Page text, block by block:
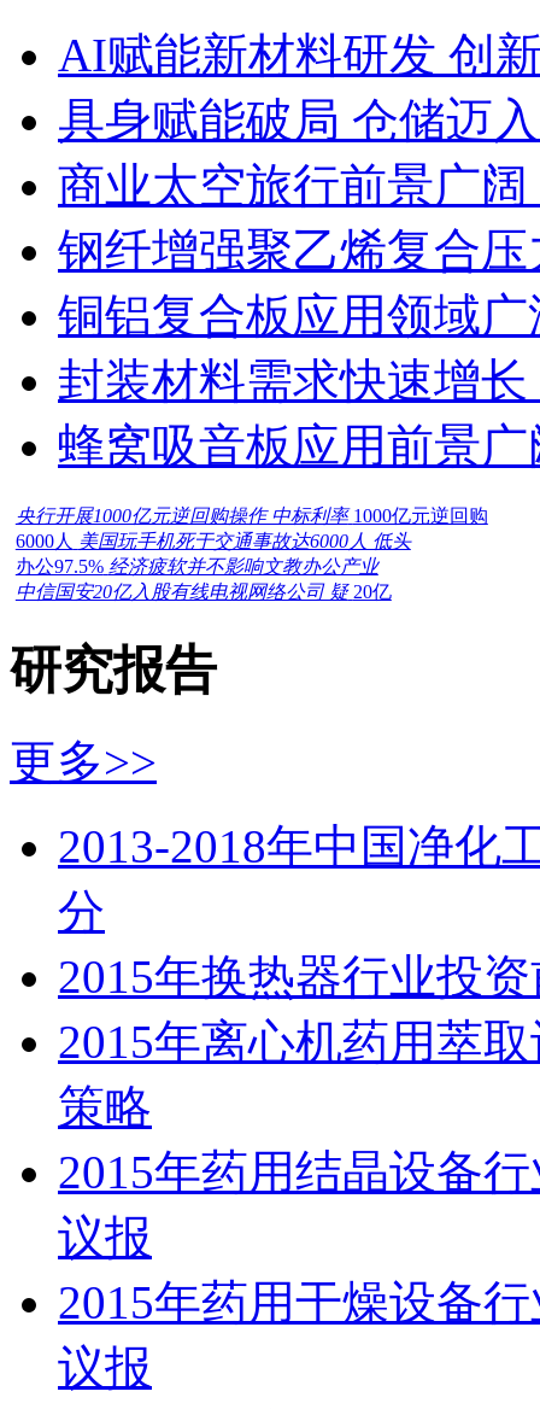
AI赋能新材料研发 创
具身赋能破局 仓储迈
商业太空旅行前景广
钢纤增强聚乙烯复合
铜铝复合板应用领域
封装材料需求快速增
蜂窝吸音板应用前景
央行开展1000亿元逆回购操作 中标利率 1000亿元逆回购
6000人 美国玩手机死于交通事故达6000人 低头
办公97.5% 经济疲软并不影响文教办公产业
中信国安20亿入股有线电视网络公司 疑 20亿
研究报告
更多>>
2013-2018年中国净化
分
2015年换热器行业投
2015年离心机药用萃
策略
2015年药用结晶设备
议报
2015年药用干燥设备
议报